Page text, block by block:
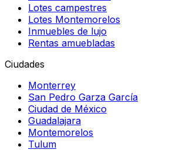
Lotes campestres
Lotes Montemorelos
Inmuebles de lujo
Rentas amuebladas
Ciudades
Monterrey
San Pedro Garza García
Ciudad de México
Guadalajara
Montemorelos
Tulum